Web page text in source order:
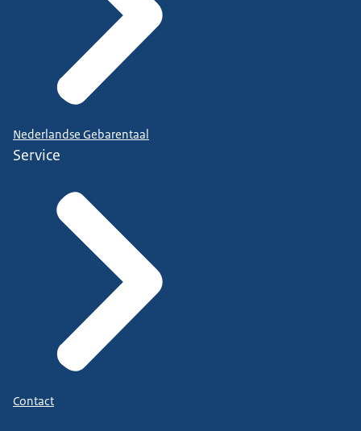
Nederlandse Gebarentaal
Service
Contact